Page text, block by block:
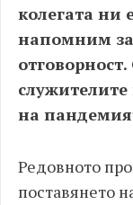
колегата ни
напомним
на
Редовното
поставянето